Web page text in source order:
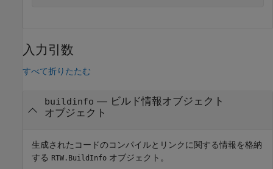
入力引数
すべて折りたたむ
buildinfo — ビルド情報オブジェクト
オブジェクト
生成されたコードのコンパイルとリンクに関する情報を格納
する RTW.BuildInfo オブジェクト。